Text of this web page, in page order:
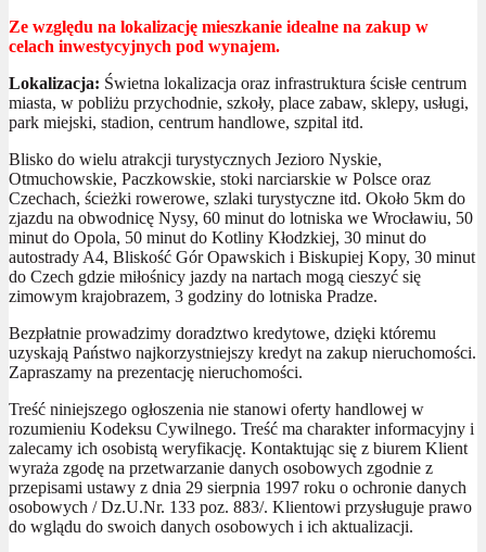
Ze względu na lokalizację mieszkanie idealne na zakup w
celach inwestycyjnych pod wynajem.
Lokalizacja: Świetna lokalizacja oraz infrastruktura ścisłe centrum
miasta, w pobliżu przychodnie, szkoły, place zabaw, sklepy, usługi,
park miejski, stadion, centrum handlowe, szpital itd.
Blisko do wielu atrakcji turystycznych Jezioro Nyskie,
Otmuchowskie, Paczkowskie, stoki narciarskie w Polsce oraz
Czechach, ścieżki rowerowe, szlaki turystyczne itd. Około 5km do
zjazdu na obwodnicę Nysy, 60 minut do lotniska we Wrocławiu, 50
minut do Opola, 50 minut do Kotliny Kłodzkiej, 30 minut do
autostrady A4, Bliskość Gór Opawskich i Biskupiej Kopy, 30 minut
do Czech gdzie miłośnicy jazdy na nartach mogą cieszyć się
zimowym krajobrazem, 3 godziny do lotniska Pradze.
Bezpłatnie prowadzimy doradztwo kredytowe, dzięki któremu
uzyskają Państwo najkorzystniejszy kredyt na zakup nieruchomości.
Zapraszamy na prezentację nieruchomości.
Treść niniejszego ogłoszenia nie stanowi oferty handlowej w
rozumieniu Kodeksu Cywilnego. Treść ma charakter informacyjny i
zalecamy ich osobistą weryfikację. Kontaktując się z biurem Klient
wyraża zgodę na przetwarzanie danych osobowych zgodnie z
przepisami ustawy z dnia 29 sierpnia 1997 roku o ochronie danych
osobowych / Dz.U.Nr. 133 poz. 883/. Klientowi przysługuje prawo
do wglądu do swoich danych osobowych i ich aktualizacji.